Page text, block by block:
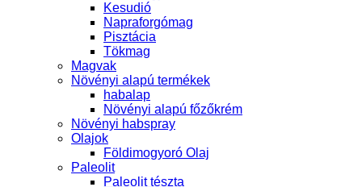
Kesudió
Napraforgómag
Pisztácia
Tökmag
Magvak
Növényi alapú termékek
habalap
Növényi alapú főzőkrém
Növényi habspray
Olajok
Földimogyoró Olaj
Paleolit
Paleolit tészta